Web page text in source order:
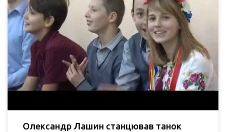
Олександр Лашин станцював танок